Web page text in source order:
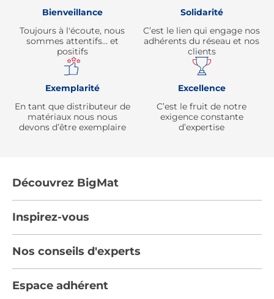
Bienveillance
Toujours à l'écoute, nous
sommes attentifs… et
positifs
Solidarité
C’est le lien qui engage nos
adhérents du réseau et nos
clients
Exemplarité
En tant que distributeur de
matériaux nous nous
devons d’être exemplaire
Excellence
C’est le fruit de notre
exigence constante
d’expertise
Découvrez BigMat
Devenez adhérent
Inspirez-vous
Nos catalogues
Nos conseils d'experts
Espace adhérent